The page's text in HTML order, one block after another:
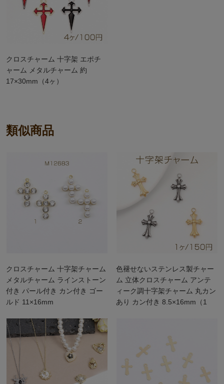
クロスチャーム 十字架 エポチ
ャーム メタルチャーム 約
17×30mm（4ヶ）
類似商品
クロスチャーム 十字架チャーム
メタルチャーム ラインストーン
付き パール付き カン付き ゴー
ルド 11×16mm
色褪せないステンレス製チャー
ム 立体クロスチャーム アンテ
ィーク調十字架チャーム 丸カン
あり カン付き 8.5×16mm（1